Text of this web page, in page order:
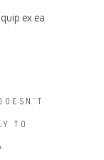
ex ea
TO